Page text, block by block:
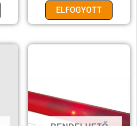
ELFOGYOTT